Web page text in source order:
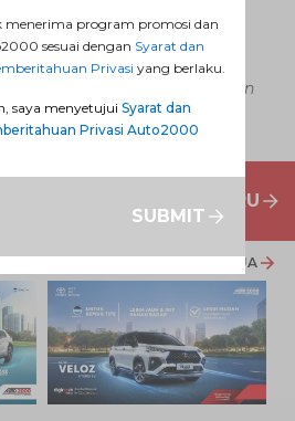
artikel ini dapat mengalami
menyesuaikan dengan
bisnis, kemajuan
tertentu tanpa pemberitahuan
PENAWARAN MOBIL BARU
LIHAT SEMUA
menerima program promosi dan
sesuai dengan Syarat dan
Privasi yang berlaku.
saya menyetujui Syarat dan
Privasi Auto2000
SUBMIT